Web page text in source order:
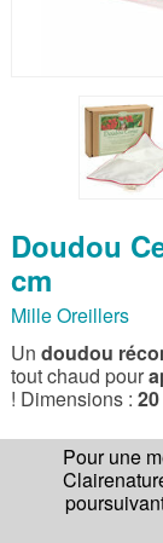
Doudou
cm
Mille Oreillers
Un doudou
tout chaud pour
! Dimensions :
En savoir plus
Pour une